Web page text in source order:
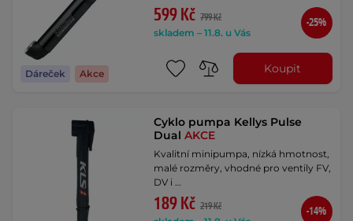
Dáreček Akce
599 Kč 799 Kč
skladem – 11.8. u Vás
-25%
Koupit
Cyklo pumpa Kellys Pulse
DualAKCE
Kvalitní minipumpa, nízká hmotnost,
malé rozměry, vhodné pro ventily FV,
DV i …
189 Kč 219 Kč
-14%